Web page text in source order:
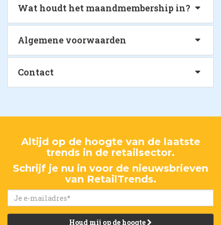
Wat houdt het maandmembership in?
Algemene voorwaarden
Contact
Altijd op de hoogte van de laatste
trends in de retailsector.
Schrijf je nu in voor de nieuwsbrieven
van RetailTrends.
Houd mij op de hoogte